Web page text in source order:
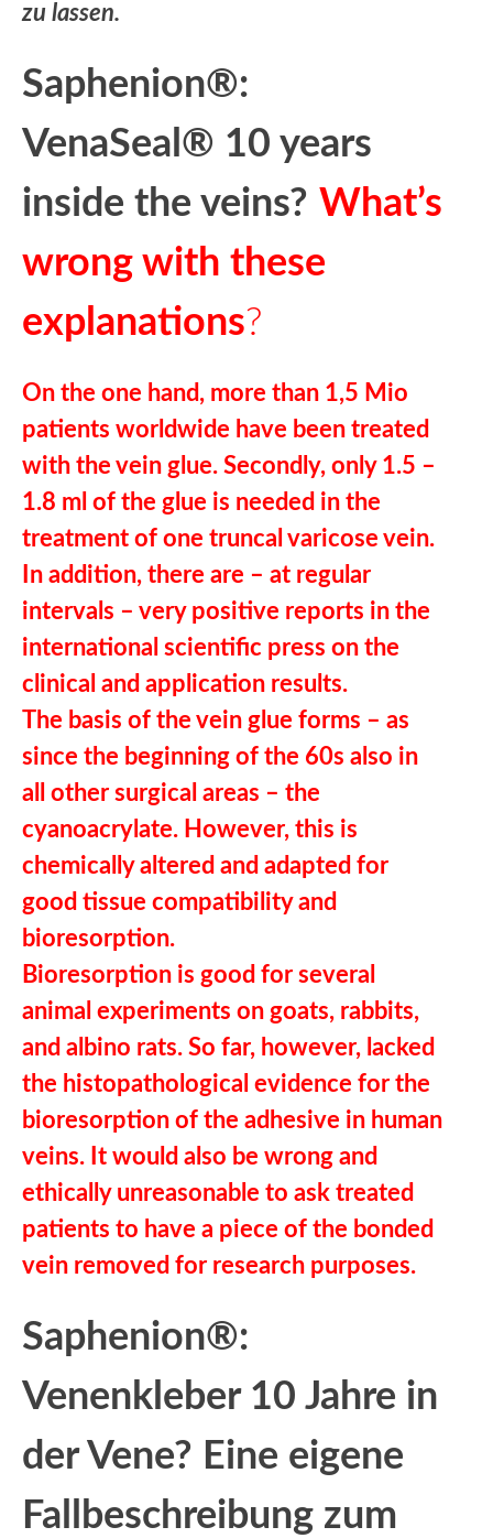
zu lassen.
Saphenion®:
VenaSeal® 10 years
inside the veins? What’s
wrong with these
explanations?
On the one hand, more than 1,5 Mio
patients worldwide have been treated
with the vein glue. Secondly, only 1.5 –
1.8 ml of the glue is needed in the
treatment of one truncal varicose vein.
In addition, there are – at regular
intervals – very positive reports in the
international scientific press on the
clinical and application results.
The basis of the vein glue forms – as
since the beginning of the 60s also in
all other surgical areas – the
cyanoacrylate. However, this is
chemically altered and adapted for
good tissue compatibility and
bioresorption.
Bioresorption is good for several
animal experiments on goats, rabbits,
and albino rats. So far, however, lacked
the histopathological evidence for the
bioresorption of the adhesive in human
veins. It would also be wrong and
ethically unreasonable to ask treated
patients to have a piece of the bonded
vein removed for research purposes.
Saphenion®:
Venenkleber 10 Jahre in
der Vene? Eine eigene
Fallbeschreibung zum